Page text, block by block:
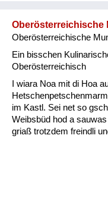
Oberösterreichische
Oberösterreichische
Ein bisschen
Oberösterreichisch
I wiara Noa mit di Hoa
im Kastl. Sei net so
Weibsbüd hod a
griaß trotzdem freindli